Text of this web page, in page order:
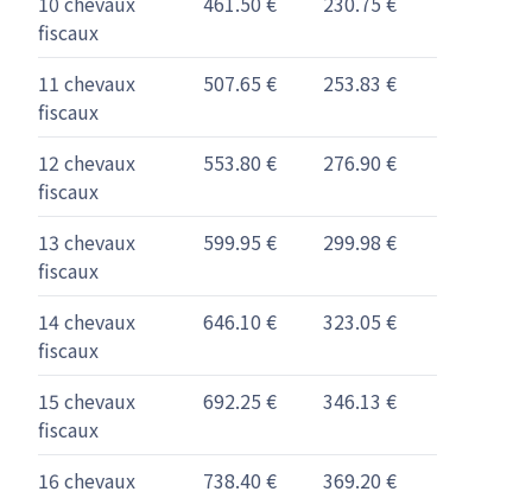
fiscaux
11 chevaux
fiscaux
507.65 € 253.83 €
12 chevaux
fiscaux
553.80 € 276.90 €
13 chevaux
fiscaux
599.95 € 299.98 €
14 chevaux
fiscaux
646.10 € 323.05 €
15 chevaux
fiscaux
692.25 € 346.13 €
16 chevaux
738.40 € 369.20 €